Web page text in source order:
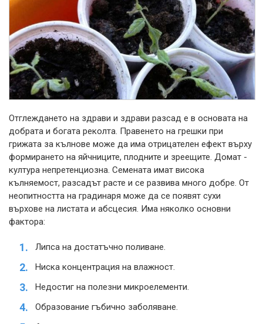
Отглеждането на здрави и здрави разсад е в основата на
добрата и богата реколта. Правенето на грешки при
грижата за кълнове може да има отрицателен ефект върху
формирането на яйчниците, плодните и зреещите. Домат -
култура непретенциозна. Семената имат висока
кълняемост, разсадът расте и се развива много добре. От
неопитността на градинаря може да се появят сухи
върхове на листата и абсцесия. Има няколко основни
фактора:
Липса на достатъчно поливане.
Ниска концентрация на влажност.
Недостиг на полезни микроелементи.
Образование гъбично заболяване.